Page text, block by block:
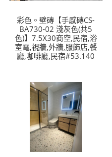
彩色。壁磚【手感磚CS-
BA730-02 淺灰色(共5
色)】7.5X30商空,民宿,浴
室電,視牆,外牆,服飾店,餐
廳,咖啡廳,民宿#53.140